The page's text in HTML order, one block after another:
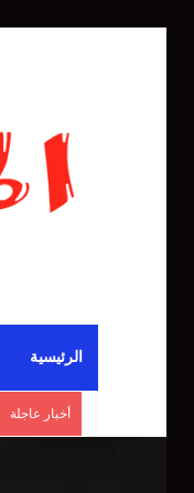
الرئيسية
أخبار عاجلة